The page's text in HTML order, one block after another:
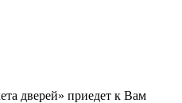
дверей» приедет к Вам